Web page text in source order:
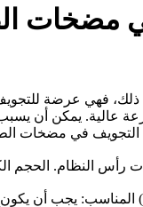
مضخات
ذلك، فهي عرضة
عالية. يمكن أن